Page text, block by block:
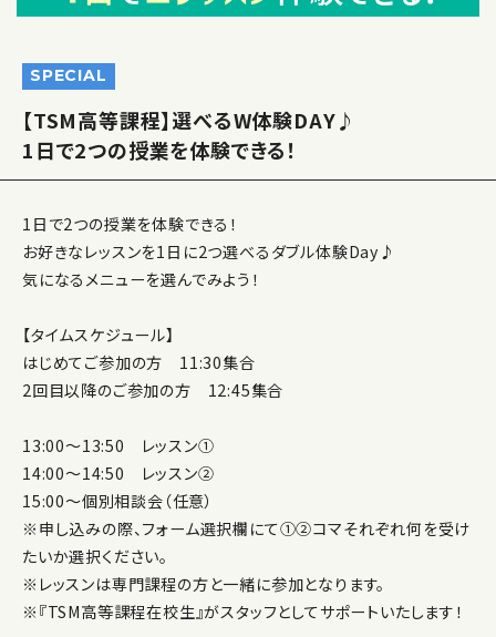
SPECIAL
【TSM高等課程】選べるW体験DAY♪
1日で2つの授業を体験できる！
1日で2つの授業を体験できる！
お好きなレッスンを1日に2つ選べるダブル体験Day♪
気になるメニューを選んでみよう！
【タイムスケジュール】
はじめてご参加の方 11:30集合
2回目以降のご参加の方 12:45集合
13:00～13:50 レッスン①
14:00～14:50 レッスン②
15:00～個別相談会（任意）
※申し込みの際、フォーム選択欄にて①②コマそれぞれ何を受け
たいか選択ください。
※レッスンは専門課程の方と一緒に参加となります。
※『TSM高等課程在校生』がスタッフとしてサポートいたします！